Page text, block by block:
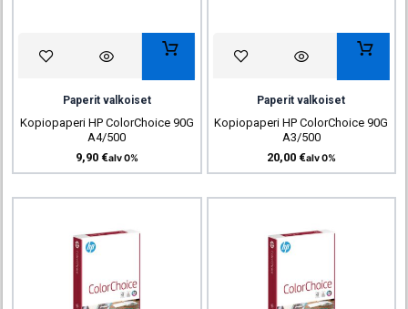
Paperit valkoiset
Kopiopaperi HP ColorChoice 90G
A4/500
9,90 €alv 0%
Paperit valkoiset
Kopiopaperi HP ColorChoice 90G
A3/500
20,00 €alv 0%